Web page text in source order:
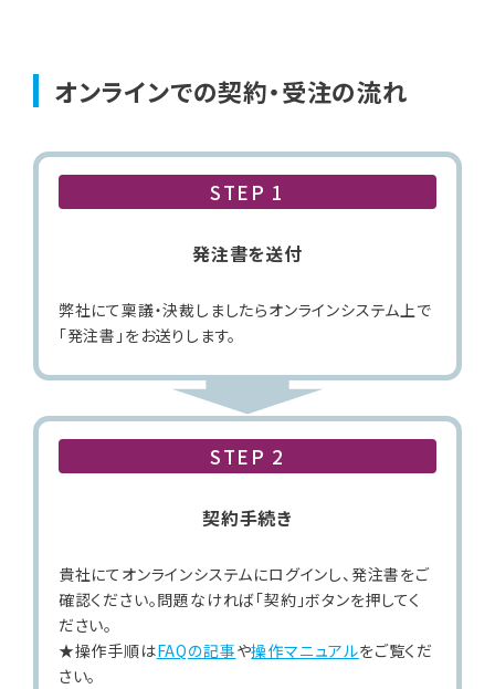
オンラインでの契約・受注の流れ
STEP 1
発注書を送付
弊社にて稟議・決裁しましたらオンラインシステム上で
「発注書」をお送りします。
STEP 2
契約手続き
貴社にてオンラインシステムにログインし、発注書をご
確認ください。問題なければ「契約」ボタンを押してく
ださい。
★操作手順はFAQの記事や操作マニュアルをご覧くだ
さい。